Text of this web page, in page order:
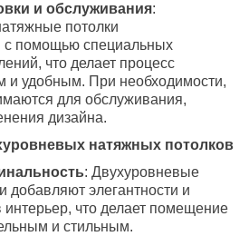
и обслуживания:
потолки
с помощью специальных
что делает процесс
и удобным. При необходимости,
для обслуживания,
дизайна.
натяжных потолков
: Двухуровневые
добавляют элегантности и
интерьер, что делает помещение
и стильным.